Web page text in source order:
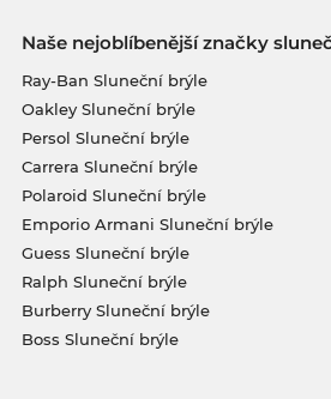
Naše nejoblíbenější značky
Ray-Ban Sluneční brýle
Oakley Sluneční brýle
Persol Sluneční brýle
Carrera Sluneční brýle
Polaroid Sluneční brýle
Emporio Armani Sluneční brýle
Guess Sluneční brýle
Ralph Sluneční brýle
Burberry Sluneční brýle
Boss Sluneční brýle